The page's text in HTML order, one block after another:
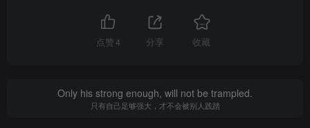
解决了加载外部参照时显示转换消息的一些问
添加了对渲染样条线和图案修改器中支持的材质的
点赞4 分享 收藏
Only his strong enough, will not be trampled.
只有自己足够强大，才不会被别人践踏